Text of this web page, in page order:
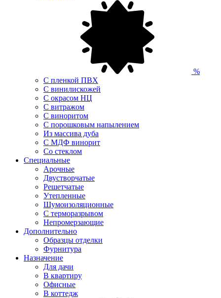
%
С пленкой ПВХ
С винилискожей
С окрасом НЦ
С витражом
С виноритом
С порошковым напылением
Из массива дуба
С МДФ винорит
Со стеклом
Специальные
Арочные
Двустворчатые
Решетчатые
Утепленные
Шумоизоляционные
С терморазрывом
Непромерзающие
Дополнительно
Образцы отделки
Фурнитура
Назначение
Для дачи
В квартиру
Офисные
В коттедж